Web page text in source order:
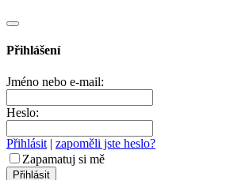
Přihlášení
Jméno nebo e-mail:
Heslo:
Přihlásit | zapoměli jste heslo?
Zapamatuj si mě